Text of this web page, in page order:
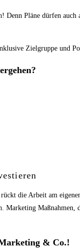
Denn Pläne dürfen
Zielgruppe und
die Arbeit am
Marketing
& Co.!